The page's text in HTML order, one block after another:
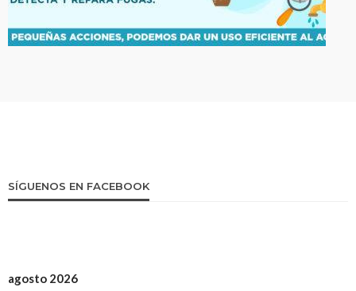
SÍGUENOS EN FACEBOOK
agosto 2026